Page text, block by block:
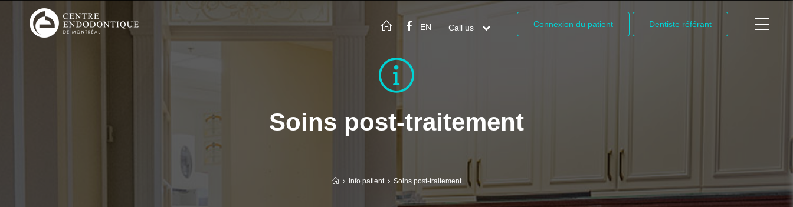
EN Call us  Connexion du patient Dentiste référant
Soins post-traitement
Info patient Soins post-traitement